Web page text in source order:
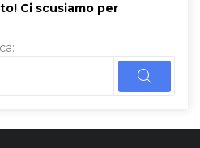
Ci scusiamo per